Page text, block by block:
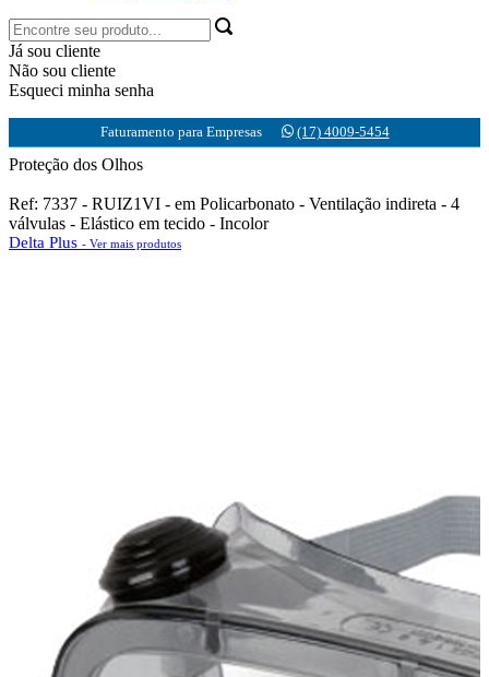
Já sou cliente
Não sou cliente
Esqueci minha senha
Faturamento para Empresas (17) 4009-5454
Proteção dos Olhos
Ref: 7337 - RUIZ1VI - em Policarbonato - Ventilação indireta - 4
válvulas - Elástico em tecido - Incolor
Delta Plus - Ver mais produtos